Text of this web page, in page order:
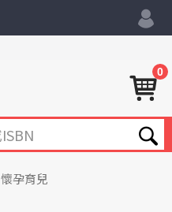
0
懷孕育兒